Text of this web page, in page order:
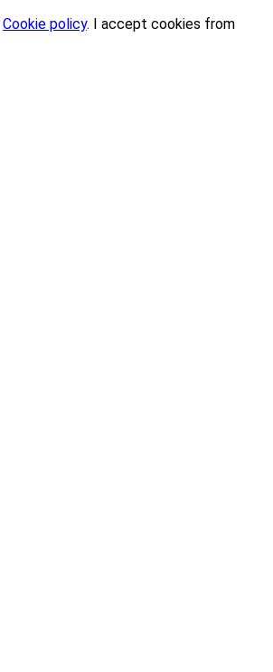
Cookie policy. I accept cookies from